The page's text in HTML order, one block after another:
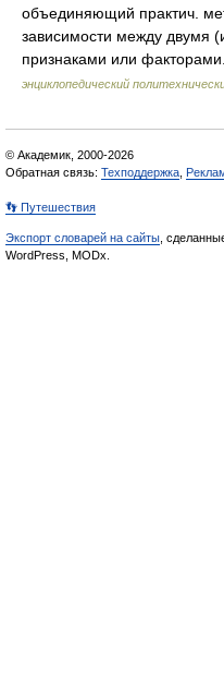
объединяющий практич.
зависимости между двумя
признаками или
энциклопедический
© Академик, 2000-2026
Обратная связь: Техподдержка
👣 Путешествия
Экспорт словарей на сайты ,
WordPress, MODx.